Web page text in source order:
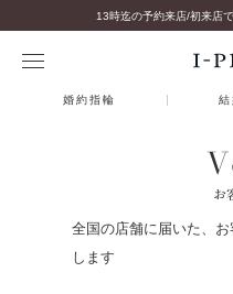
婚約指輪 結
お
全国の店舗に届いた、
します